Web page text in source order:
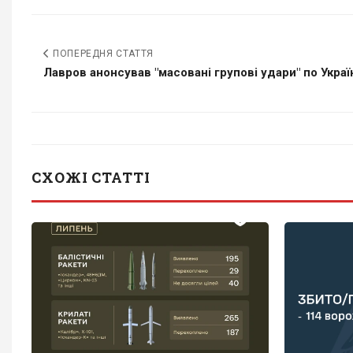
ПОПЕРЕДНЯ СТАТТЯ
Лавров анонсував "масовані групові удари" по
СХОЖІ СТАТТІ